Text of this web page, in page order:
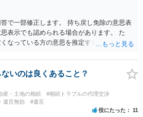
で一部修正します。 持ち戻し免除の意思表
表示でも認められる場合があります。 た
なっている方の意思を推定することになり
書面で明確にしておいていただくべきとい
誤解を与えるような回答でした。失礼しまし
〇〇に対する生前贈与による特別受益の持ち
いうのがオーソドックスなものですが、ご
ろに行って、特別受益となりそうな贈与に
な文言についてご相談してみてはいかがで
いのは良くあること？
産・土地の相続
#相続トラブルの代理交渉
遺言無効 #遺言
役にたった 11